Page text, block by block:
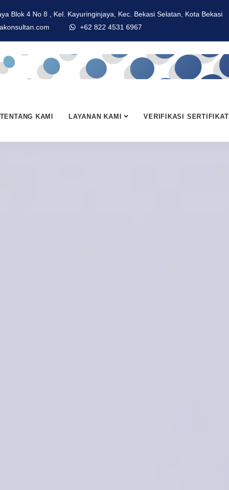
Blok 4 No 8 , Kel. Kayuringinjaya, Kec. Bekasi Selatan, Kota Bekasi
+62 822 4531 6967
TENTANG KAMI LAYANAN KAMI VERIFIKASI SERTIFIKAT